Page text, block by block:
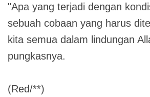
"Apa yang terjadi dengan
sebuah cobaan yang harus
kita semua dalam lindungan
pungkasnya.
(Red/**)